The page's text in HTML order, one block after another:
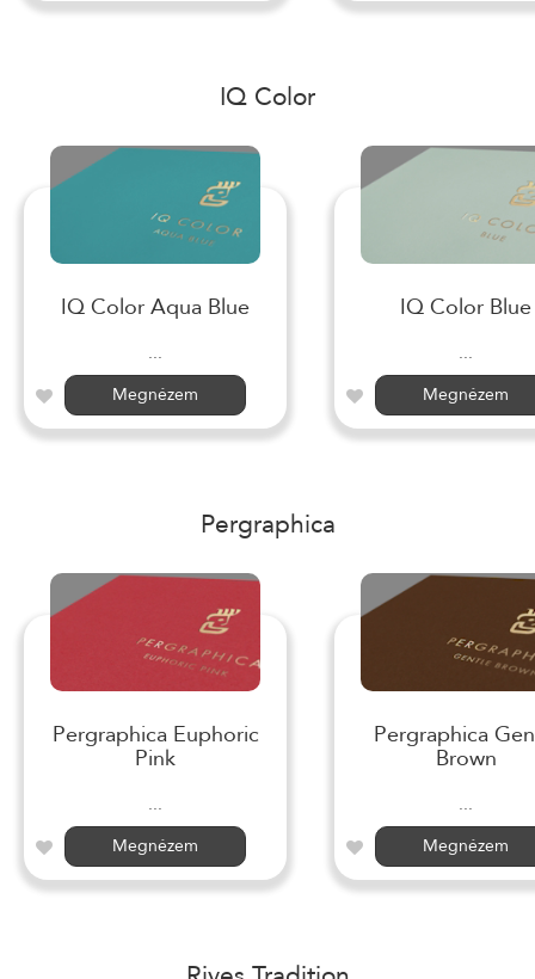
IQ Color
IQ Color Aqua Blue
...
Megnézem
IQ Color Blue
...
Megnézem
Pergraphica
Pergraphica Euphoric
Pink
...
Megnézem
Pergraphica
Brown
...
Megnézem